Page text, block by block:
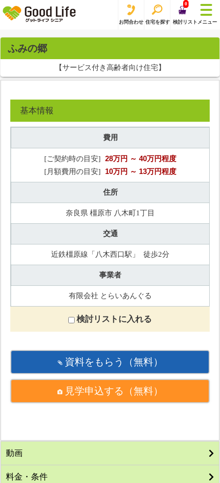
お問合わせ 住宅を探す
0
検討リスト メニュー
ふみの郷
【サービス付き高齢者向け住宅】
基本情報
費用
[ご契約時の目安] 28万円 ～ 40万円程度
[月額費用の目安] 10万円 ～ 13万円程度
住所
奈良県 橿原市 八木町1丁目
交通
近鉄橿原線「八木西口駅」 徒歩2分
事業者
有限会社 とらいあんぐる
検討リストに入れる
資料をもらう （無料）
見学申込する （無料）
動画
料金・条件